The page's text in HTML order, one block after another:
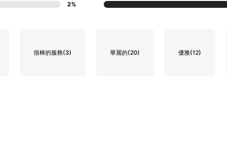
2%
很棒的服務(3) 華麗的(20) 優雅(12)